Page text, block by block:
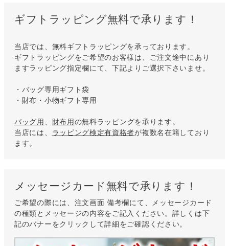
ギフトラッピング無料で承ります！
当店では、無料ギフトラッピングを承っております。
ギフトラッピングをご希望のお客様は、ご注文途中にあり
ますラッピング指定欄にて、下記よりご選択下さいませ。
・バッグ専用ギフト袋
・財布・小物ギフト専用
バッグ用 、 財布用の無料ラッピングを承ります。
当店には、 ラッピング検定有資格者が複数名在籍しており
ます。
メッセージカード無料で承ります！
ご希望の際には、注文画面 備考欄にて、メッセージカード
の種類とメッセージの内容をご記入ください。詳しくは下
記のバナーをクリックして詳細をご確認ください。